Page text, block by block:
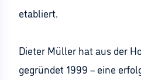
etabliert.
Dieter Müller hat aus der
gegründet 1999 – eine